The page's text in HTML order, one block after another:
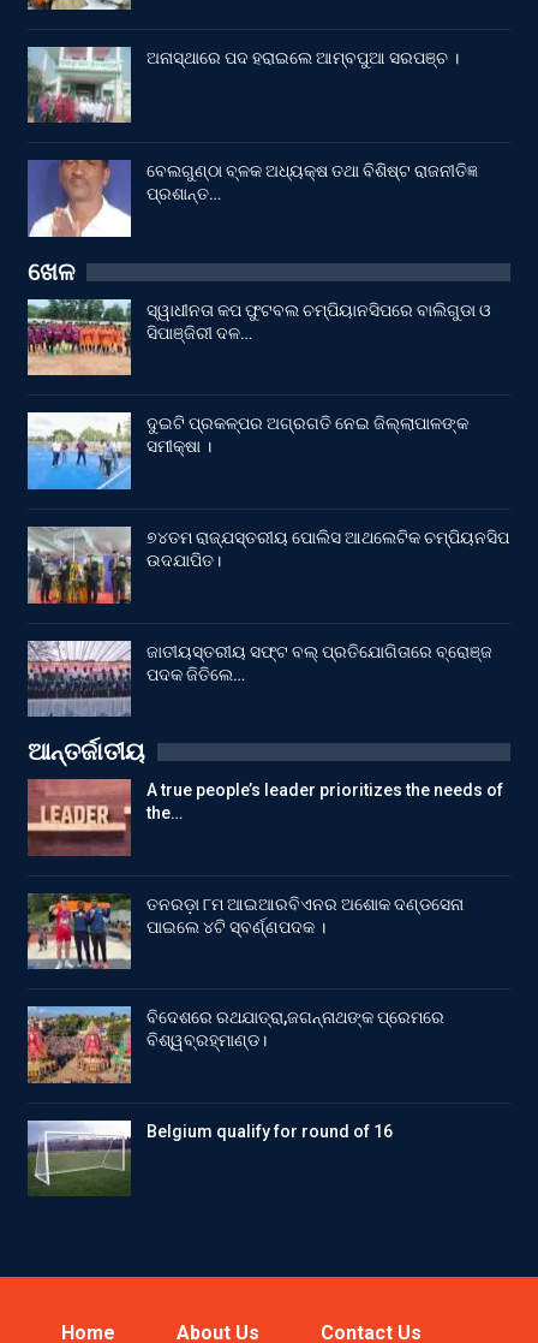
ଅନାସ୍ଥାରେ ପଦ ହରାଇଲେ ଆମ୍ବପୁଆ ସରପଞ୍ଚ ।
ବେଲଗୁଣ୍ଠା ବ୍ଳକ ଅଧ୍ୟକ୍ଷ ତଥା ବିଶିଷ୍ଟ ରାଜନୀତିଜ୍ଞ
ପ୍ରଶାନ୍ତ…
ଖେଳ
ସ୍ୱାଧୀନତା କପ ଫୁଟବଲ ଚମ୍ପିୟାନସିପରେ ବାଲିଗୁଡା ଓ
ସିପାଞ୍ଜିରୀ ଦଳ…
ଦୁଇଟି ପ୍ରକଳ୍ପର ଅଗ୍ରଗତି ନେଇ ଜିଲ୍ଲାପାଳଙ୍କ
ସମୀକ୍ଷା ।
୭୪ତମ ରାଜ୍ଯସ୍ତରୀୟ ପୋଲିସ ଆଥଲେଟିକ ଚମ୍ପିୟନସିପ
ଉଦଯାପିତ।
ଜାତୀୟସ୍ତରୀୟ ସଫ୍ଟ ବଲ୍ ପ୍ରତିଯୋଗିତାରେ ବ୍ରୋଞ୍ଜ
ପଦକ ଜିତିଲେ…
ଆନ୍ତର୍ଜାତୀୟ
A true people’s leader prioritizes the needs of
the…
ତନରଡ଼ା ୮ମ ଆଇଆରବିଏନର ଅଶୋକ ଦଣ୍ଡସେନା
ପାଇଲେ ୪ଟି ସ୍ବର୍ଣ୍ଣପଦକ ।
ବିଦେଶରେ ରଥଯାତ୍ରା,ଜଗନ୍ନାଥଙ୍କ ପ୍ରେମରେ
ବିଶ୍ୱବ୍ରହ୍ମାଣ୍ଡ।
Belgium qualify for round of 16
Home About Us Contact Us